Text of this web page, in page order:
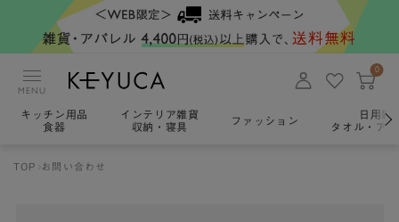
MENU
0
キッチン用品
食器
インテリア雑貨
収納・寝具
ファッション
日用雑
タオル・ア
TOP お問い合わせ